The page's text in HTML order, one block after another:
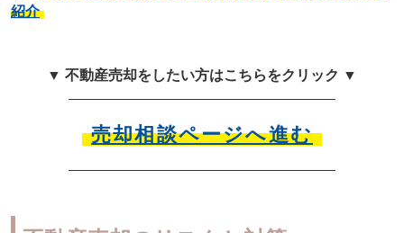
紹介
▼ 不動産売却をしたい方はこちらをクリック ▼
売却相談ページへ進む